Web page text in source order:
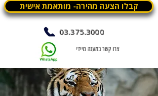
03.375.3000
צרו קשר במענה מיידי
קבלו הצעה מהירה- מותאמת אישית